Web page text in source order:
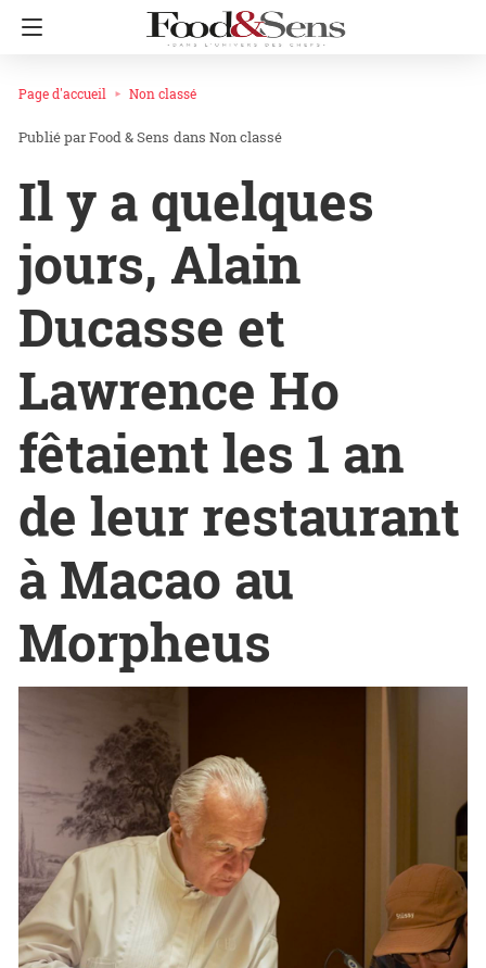
Page d'accueil Non classé
Food & Sens dans Non classé
Il y a quelques
jours, Alain
Ducasse et
Lawrence Ho
fêtaient les 1 an
de leur restaurant
à Macao au
Morpheus